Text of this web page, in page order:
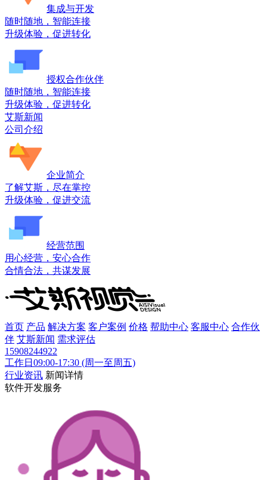
集成与开发
随时随地，智能连接
升级体验，促进转化
授权合作伙伴
随时随地，智能连接
升级体验，促进转化
艾斯新闻
公司介绍
企业简介
了解艾斯，尽在掌控
升级体验，促进交流
经营范围
用心经营，安心合作
合情合法，共谋发展
首页 产品 解决方案 客户案例 价格 帮助中心 客服中心 合作伙
伴 艾斯新闻 需求评估
15908244922
工作日09:00-17:30 (周一至周五)
行业资讯 新闻详情
软件开发服务